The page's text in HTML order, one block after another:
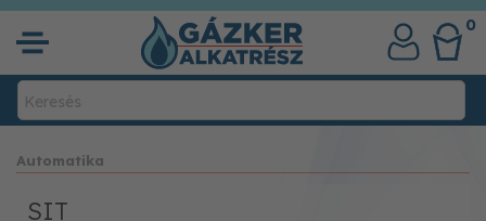
0
Automatika
SIT